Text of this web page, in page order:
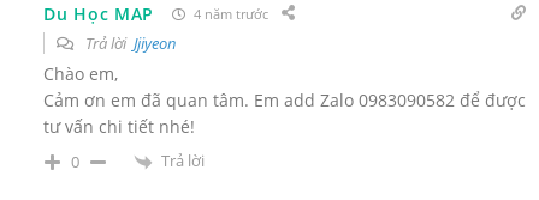
Du Học MAP 4 năm trước
Trả lời Jjiyeon
Chào em,
Cảm ơn em đã quan tâm. Em add Zalo 0983090582 để được
tư vấn chi tiết nhé!
0 Trả lời